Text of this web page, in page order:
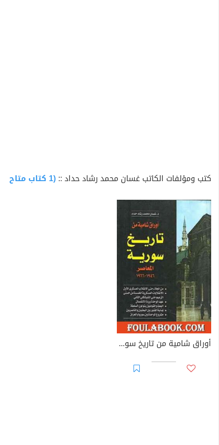
كتب ومؤلفات الكاتب غسان محمد رشاد حداد ::(1 كتاب متاح للتحميل)
أوراق شامية من تاريخ سورية المعاصر 1946-1966